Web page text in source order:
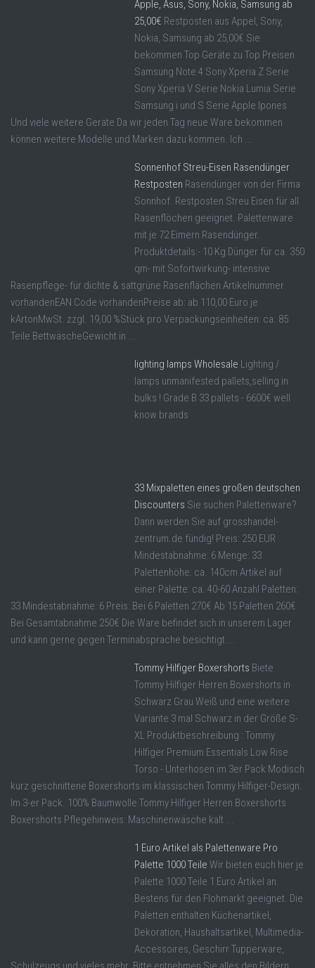
Apple, Asus, Sony, Nokia, Samsung ab
25,00€ Restposten aus Appel, Sony,
Nokia, Samsung ab 25,00€ Sie
bekommen Top Geräte zu Top Preisen
Samsung Note 4 Sony Xperia Z Serie
Sony Xperia V Serie Nokia Lumia Serie
Samsung i und S Serie Apple Ipones
Und viele weitere Geräte Da wir jeden Tag neue Ware bekommen
können weitere Modelle und Marken dazu kommen. Ich ...
Sonnenhof Streu-Eisen Rasendünger
Restposten Rasendünger von der Firma
Sonnhof. Restposten Streu Eisen für all
Rasenflöchen geeignet. Palettenware
mit je 72 Eimern Rasendünger.
Produktdetails:- 10 Kg Dünger für ca. 350
qm- mit Sofortwirkung- intensive
Rasenpflege- für dichte & sattgrüne Rasenflächen Artikelnummer
vorhandenEAN Code vorhandenPreise ab: ab 110,00 Euro je
kArtonMwSt. zzgl. 19,00 %Stück pro Verpackungseinheiten: ca. 85
Teile BettwäscheGewicht in ...
lighting lamps Wholesale Lighting /
lamps unmanifested pallets,selling in
bulks ! Grade B 33 pallets - 6600€ well
know brands
33 Mixpaletten eines großen deutschen
Discounters Sie suchen Palettenware?
Dann werden Sie auf grosshandel-
zentrum.de fündig! Preis: 250 EUR
Mindestabnahme: 6 Menge: 33
Palettenhöhe: ca. 140cm Artikel auf
einer Palette: ca. 40-60 Anzahl Paletten:
33 Mindestabnahme: 6 Preis: Bei 6 Paletten 270€ Ab 15 Paletten 260€
Bei Gesamtabnahme 250€ Die Ware befindet sich in unserem Lager
und kann gerne gegen Terminabsprache besichtigt ...
Tommy Hilfiger Boxershorts Biete
Tommy Hilfiger Herren Boxershorts in
Schwarz Grau Weiß und eine weitere
Variante 3 mal Schwarz in der Größe S-
XL Produktbeschreibung : Tommy
Hilfiger Premium Essentials Low Rise
Torso - Unterhosen im 3er Pack Modisch
kurz geschnittene Boxershorts im klassischen Tommy Hilfiger-Design.
Im 3-er Pack. 100% Baumwolle Tommy Hilfiger Herren Boxershorts
Boxershorts Pflegehinweis: Maschinenwäsche kalt ...
1 Euro Artikel als Palettenware Pro
Palette 1000 Teile Wir bieten euch hier je
Palette 1000 Teile 1 Euro Artikel an.
Bestens für den Flohmarkt geeignet. Die
Paletten enthalten Küchenartikel,
Dekoration, Haushaltsartikel, Multimedia-
Accessoires, Geschirr Tupperware,